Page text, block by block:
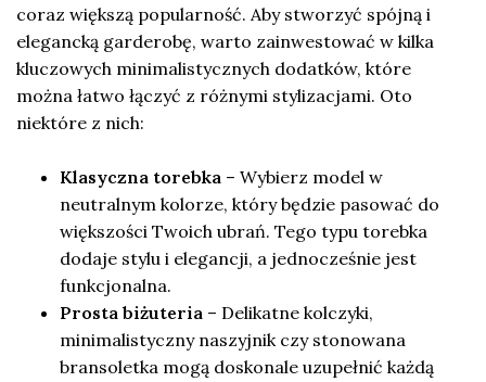
coraz większą popularność. Aby stworzyć spójną i
elegancką garderobę, warto zainwestować w kilka
kluczowych minimalistycznych dodatków, które
można łatwo łączyć z różnymi stylizacjami. Oto
niektóre z nich:
Klasyczna torebka – Wybierz model w
neutralnym kolorze, który będzie pasować do
większości Twoich ubrań. Tego typu torebka
dodaje stylu i elegancji, a jednocześnie jest
funkcjonalna.
Prosta biżuteria – Delikatne kolczyki,
minimalistyczny naszyjnik czy stonowana
bransoletka mogą doskonale uzupełnić każdą